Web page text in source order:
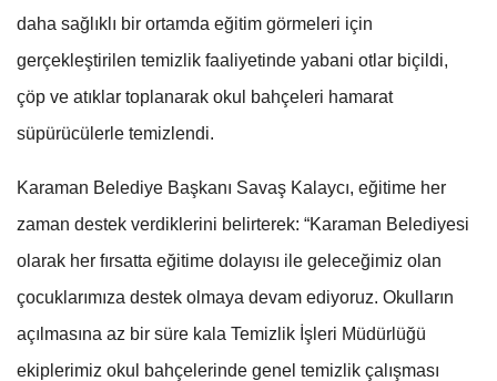
daha sağlıklı bir ortamda eğitim görmeleri için
gerçekleştirilen temizlik faaliyetinde yabani otlar biçildi,
çöp ve atıklar toplanarak okul bahçeleri hamarat
süpürücülerle temizlendi.
Karaman Belediye Başkanı Savaş Kalaycı, eğitime her
zaman destek verdiklerini belirterek: “Karaman Belediyesi
olarak her fırsatta eğitime dolayısı ile geleceğimiz olan
çocuklarımıza destek olmaya devam ediyoruz. Okulların
açılmasına az bir süre kala Temizlik İşleri Müdürlüğü
ekiplerimiz okul bahçelerinde genel temizlik çalışması